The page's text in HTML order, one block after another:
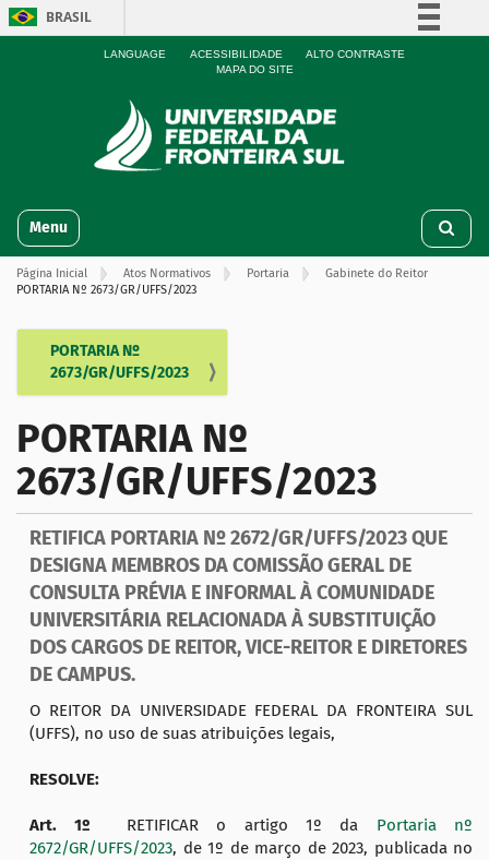
BRASIL
Simplifique!
Participe
Acesso à informação
LANGUAGE ACESSIBILIDADE
ALTO CONTRASTE
MAPA DO SITE
v
Toggle navigation
Página Inicial Atos Normativos Portaria
Gabinete do Reitor
PORTARIA Nº 2673/GR/UFFS/2023
e
g
a
ç
ã
o
PORTARIA Nº
2673/GR/UFFS/2023
PORTARIA Nº
2673/GR/UFFS/2023
RETIFICA PORTARIA Nº 2672/GR/UFFS/2023 QUE
DESIGNA MEMBROS DA COMISSÃO GERAL DE
CONSULTA PRÉVIA E INFORMAL À COMUNIDADE
UNIVERSITÁRIA RELACIONADA À SUBSTITUIÇÃO
DOS CARGOS DE REITOR, VICE-REITOR E DIRETORES
DE CAMPUS.
O REITOR DA UNIVERSIDADE FEDERAL DA FRONTEIRA SUL
(UFFS), no uso de suas atribuições legais,
RESOLVE:
Art. 1º RETIFICAR o artigo 1º da Portaria nº
2672/GR/UFFS/2023, de 1º de março de 2023, publicada no